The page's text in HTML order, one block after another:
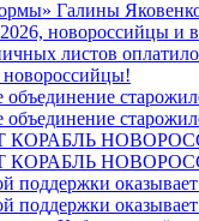
Галины
новороссийцы и
листов
объединение
объединение
КОРАБЛЬ
поддержки
поддержки